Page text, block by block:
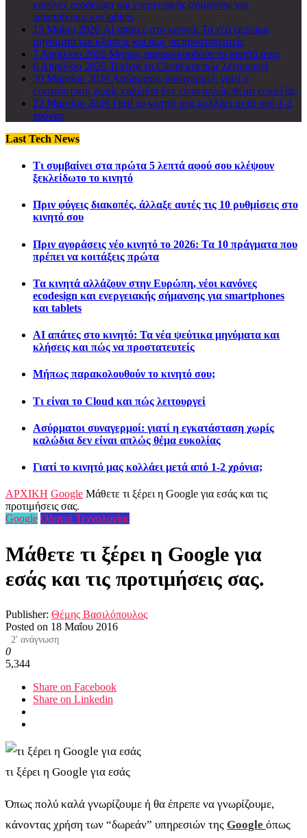
κανόνες ecodesign και ενεργειακής σήμανσης για
smartphones και tablets
15 Μαΐου 2026 AI απάτες στο κινητό: Τα νέα ψεύτικα
μηνύματα και κλήσεις και πώς να προστατευτείς
7 Απριλίου 2026 Μήπως παρακολουθούν το κινητό σου;
6 Απριλίου 2026 Τι είναι το Cloud και πώς λειτουργεί
30 Μαρτίου 2026 Ασύρματοι συναγερμοί: γιατί η
εγκατάσταση χωρίς καλώδια δεν είναι απλώς θέμα ευκολίας
22 Μαρτίου 2026 Γιατί το κινητό μας κολλάει μετά από 1-2
χρόνια;
Last Tech News
Τι συμβαίνει στα πρώτα 5 λεπτά αφού σου κλέψουν
ξεκλείδωτο το κινητό
Πριν φύγεις διακοπές, άλλαξε αυτές τις 10 ρυθμίσεις στο
κινητό σου
Πριν αγοράσεις νέο κινητό το 2026: Τα 10 πράγματα που
πρέπει να κοιτάξεις πρώτα
Τα κινητά αλλάζουν στην Ευρώπη, νέοι κανόνες
ecodesign και ενεργειακής σήμανσης για smartphones
και tablets
AI απάτες στο κινητό: Τα νέα ψεύτικα μηνύματα και
κλήσεις και πώς να προστατευτείς
Μήπως παρακολουθούν το κινητό σου;
Τι είναι το Cloud και πώς λειτουργεί
Ασύρματοι συναγερμοί: γιατί η εγκατάσταση χωρίς
καλώδια δεν είναι απλώς θέμα ευκολίας
Γιατί το κινητό μας κολλάει μετά από 1-2 χρόνια;
ΑΡΧΙΚΗ Google Μάθετε τι ξέρει η Google για εσάς και τις
προτιμήσεις σας.
Google Οδηγοί Τεχνολογίας
Μάθετε τι ξέρει η Google για
εσάς και τις προτιμήσεις σας.
Publisher: Θέμης Βασιλόπουλος
Posted on 18 Μαΐου 2016
2′ ανάγνωση
0
5,344
Share on Facebook
Share on Linkedin
τι ξέρει η Google για εσάς
Όπως πολύ καλά γνωρίζουμε ή θα έπρεπε να γνωρίζουμε,
κάνοντας χρήση των “δωρεάν” υπηρεσιών της Google όπως